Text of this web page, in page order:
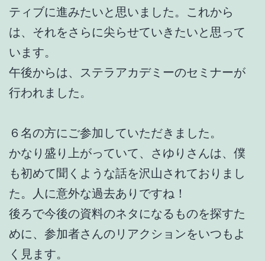
ティブに進みたいと思いました。これから
は、それをさらに尖らせていきたいと思って
います。
午後からは、ステラアカデミーのセミナーが
行われました。
６名の方にご参加していただきました。
かなり盛り上がっていて、さゆりさんは、僕
も初めて聞くような話を沢山されておりまし
た。人に意外な過去ありですね！
後ろで今後の資料のネタになるものを探すた
めに、参加者さんのリアクションをいつもよ
く見ます。